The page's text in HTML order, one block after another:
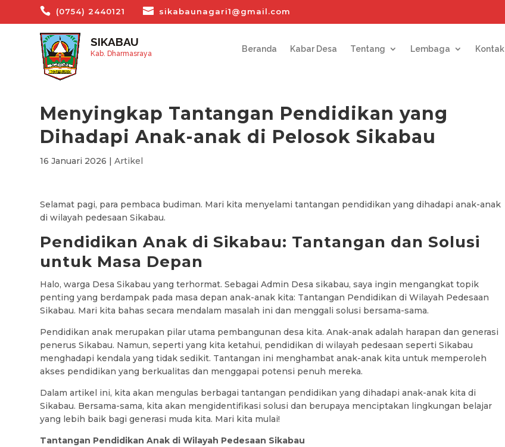
(0754) 2440121 sikabaunagari1@gmail.com
SIKABAU
Kab. Dharmasraya Beranda Kabar Desa Tentang Lembaga Kontak
Menyingkap Tantangan Pendidikan yang
Dihadapi Anak-anak di Pelosok Sikabau
16 Januari 2026 |Artikel
Selamat pagi, para pembaca budiman. Mari kita menyelami tantangan pendidikan yang dihadapi anak-anak
di wilayah pedesaan Sikabau.
Pendidikan Anak di Sikabau: Tantangan dan Solusi
untuk Masa Depan
Halo, warga Desa Sikabau yang terhormat. Sebagai Admin Desa sikabau, saya ingin mengangkat topik
penting yang berdampak pada masa depan anak-anak kita: Tantangan Pendidikan di Wilayah Pedesaan
Sikabau. Mari kita bahas secara mendalam masalah ini dan menggali solusi bersama-sama.
Pendidikan anak merupakan pilar utama pembangunan desa kita. Anak-anak adalah harapan dan generasi
penerus Sikabau. Namun, seperti yang kita ketahui, pendidikan di wilayah pedesaan seperti Sikabau
menghadapi kendala yang tidak sedikit. Tantangan ini menghambat anak-anak kita untuk memperoleh
akses pendidikan yang berkualitas dan menggapai potensi penuh mereka.
Dalam artikel ini, kita akan mengulas berbagai tantangan pendidikan yang dihadapi anak-anak kita di
Sikabau. Bersama-sama, kita akan mengidentifikasi solusi dan berupaya menciptakan lingkungan belajar
yang lebih baik bagi generasi muda kita. Mari kita mulai!
Tantangan Pendidikan Anak di Wilayah Pedesaan Sikabau